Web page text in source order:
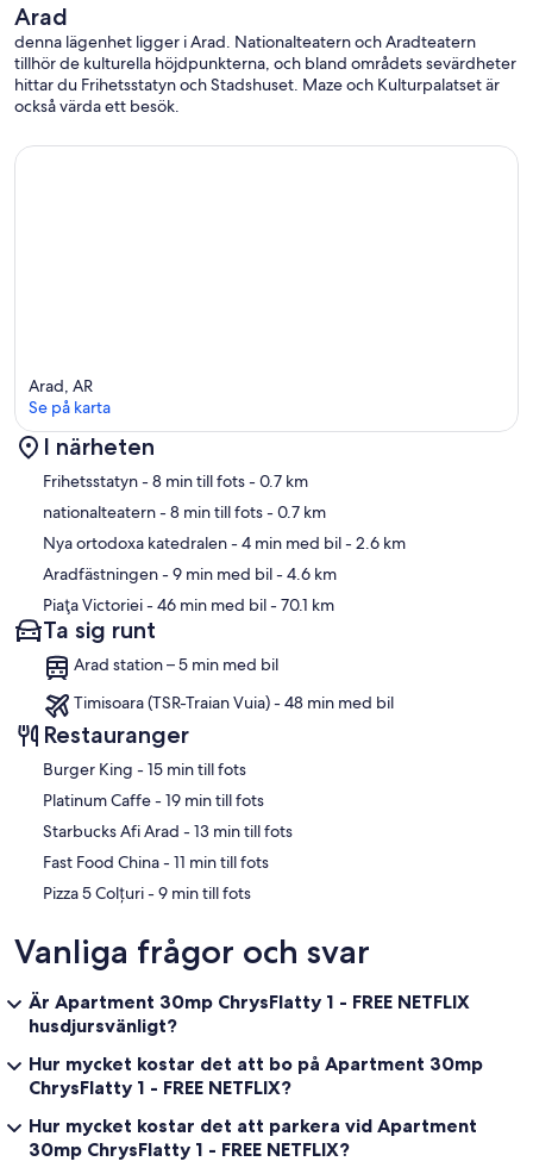
Arad
denna lägenhet ligger i Arad. Nationalteatern och Aradteatern
tillhör de kulturella höjdpunkterna, och bland områdets sevärdheter
hittar du Frihetsstatyn och Stadshuset. Maze och Kulturpalatset är
också värda ett besök.
Karta
Arad, AR
Se på karta
I närheten
Frihetsstatyn- 8 min till fots- 0.7 km
nationalteatern- 8 min till fots- 0.7 km
Nya ortodoxa katedralen- 4 min med bil- 2.6 km
Aradfästningen- 9 min med bil- 4.6 km
Piaţa Victoriei- 46 min med bil- 70.1 km
Ta sig runt
Arad station – 5 min med bil
Timisoara (TSR-Traian Vuia) - 48 min med bil
Restauranger
‪Burger King - ‬15 min till fots
‪Platinum Caffe - ‬19 min till fots
‪Starbucks Afi Arad - ‬13 min till fots
‪Fast Food China - ‬11 min till fots
‪Pizza 5 Colțuri - ‬9 min till fots
Vanliga frågor och svar
Är Apartment 30mp ChrysFlatty 1 - FREE NETFLIX
husdjursvänligt?
Hur mycket kostar det att bo på Apartment 30mp
ChrysFlatty 1 - FREE NETFLIX?
Hur mycket kostar det att parkera vid Apartment
30mp ChrysFlatty 1 - FREE NETFLIX?